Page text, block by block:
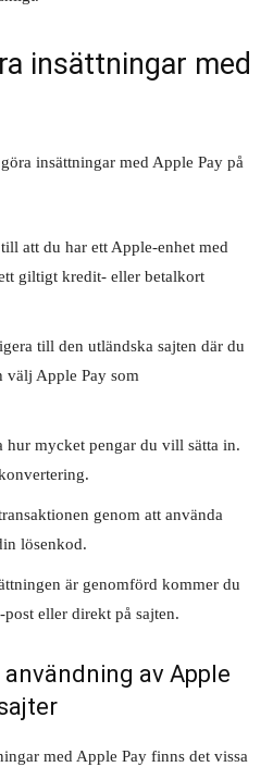
insättningar med
insättningar med Apple Pay på
till att du har ett Apple-enhet med
giltigt kredit- eller betalkort
till den utländska sajten där du
välj Apple Pay som
hur mycket pengar du vill sätta in.
genom att använda
lösenkod.
är genomförd kommer du
eller direkt på sajten.
av Apple
med Apple Pay finns det vissa